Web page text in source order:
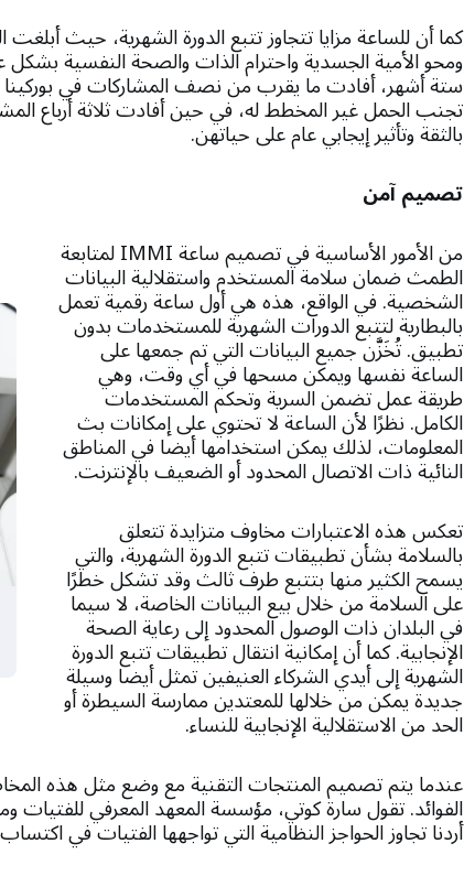
كما أن للساعة مزايا تتجاوز تتبع الدورة الشهرية، حيث
ومحو الأمية الجسدية واحترام الذات والصحة النفسية بشكل
ستة أشهر، أفادت ما يقرب من نصف المشاركات في
تجنب الحمل غير المخطط له، في حين أفادت ثلاثة أرباع
بالثقة وتأثير إيجابي عام على حياتهن.
تصميم آمن
من الأمور الأساسية في تصميم ساعة IMMI لمتابعة
الطمث ضمان سلامة المستخدم واستقلالية البيانات
الشخصية. في الواقع، هذه هي أول ساعة رقمية تعمل
بالبطارية لتتبع الدورات الشهرية للمستخدمات بدون
تطبيق. تُخَزَّن جميع البيانات التي تم جمعها على
الساعة نفسها ويمكن مسحها في أي وقت، وهي
طريقة عمل تضمن السرية وتحكم المستخدمات
الكامل. نظرًا لأن الساعة لا تحتوي على إمكانات بث
المعلومات، لذلك يمكن استخدامها أيضا في المناطق
النائية ذات الاتصال المحدود أو الضعيف بالإنترنت.
تعكس هذه الاعتبارات مخاوف متزايدة تتعلق
بالسلامة بشأن تطبيقات تتبع الدورة الشهرية، والتي
يسمح الكثير منها بتتبع طرف ثالث وقد تشكل خطرًا
على السلامة من خلال بيع البيانات الخاصة، لا سيما
في البلدان ذات الوصول المحدود إلى رعاية الصحة
الإنجابية. كما أن إمكانية انتقال تطبيقات تتبع الدورة
الشهرية إلى أيدي الشركاء العنيفين تمثل أيضا وسيلة
جديدة يمكن من خلالها للمعتدين ممارسة السيطرة أو
الحد من الاستقلالية الإنجابية للنساء.
عندما يتم تصميم المنتجات التقنية مع وضع مثل هذه
الفوائد. تقول سارة كوتي، مؤسسة المعهد المعرفي للفتيات
أردنا تجاوز الحواجز النظامية التي تواجهها الفتيات في